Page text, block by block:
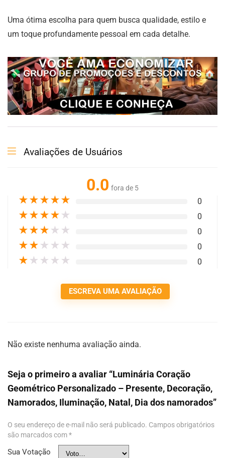
Uma ótima escolha para quem busca qualidade, estilo e
um toque profundamente pessoal em cada detalhe.
Avaliações de Usuários
0.0 fora de 5
★★★★★ 0
★★★★ ★ 0
★★★ ★ ★ 0
★★ ★ ★ ★ 0
★ ★ ★ ★ ★ 0
ESCREVA UMA AVALIAÇÃO
Não existe nenhuma avaliação ainda.
Seja o primeiro a avaliar “Luminária Coração
Geométrico Personalizado – Presente, Decoração,
Namorados, Iluminação, Natal, Dia dos namorados”
O seu endereço de e-mail não será publicado. Campos obrigatórios
são marcados com*
Sua Votação